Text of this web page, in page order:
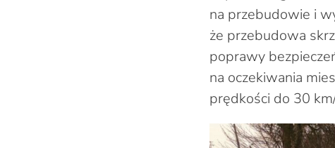
na przebudowie i
że przebudowa
poprawy
na oczekiwania
prędkości do 30